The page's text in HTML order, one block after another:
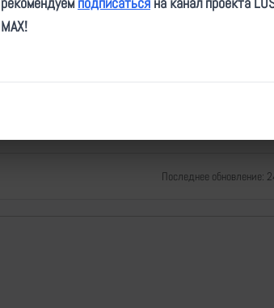
Источники 3
Последнее обновление:
MAX!